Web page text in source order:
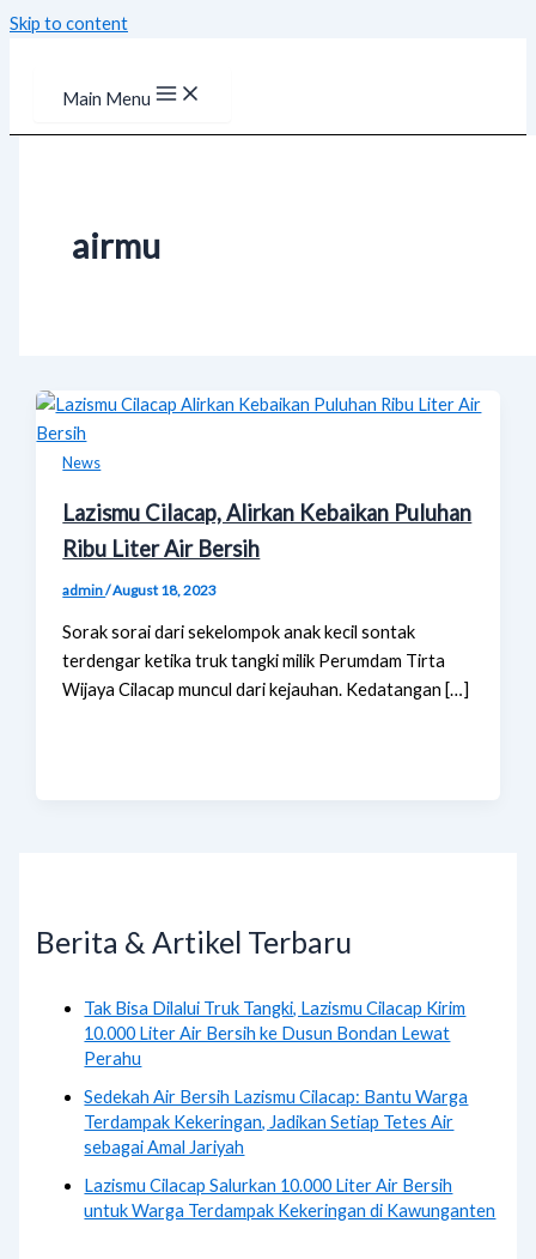
Skip to content
Main Menu
airmu
News
Lazismu Cilacap, Alirkan Kebaikan Puluhan
Ribu Liter Air Bersih
admin/August 18, 2023
Sorak sorai dari sekelompok anak kecil sontak
terdengar ketika truk tangki milik Perumdam Tirta
Wijaya Cilacap muncul dari kejauhan. Kedatangan […]
Berita & Artikel Terbaru
Tak Bisa Dilalui Truk Tangki, Lazismu Cilacap Kirim
10.000 Liter Air Bersih ke Dusun Bondan Lewat
Perahu
Sedekah Air Bersih Lazismu Cilacap: Bantu Warga
Terdampak Kekeringan, Jadikan Setiap Tetes Air
sebagai Amal Jariyah
Lazismu Cilacap Salurkan 10.000 Liter Air Bersih
untuk Warga Terdampak Kekeringan di Kawunganten